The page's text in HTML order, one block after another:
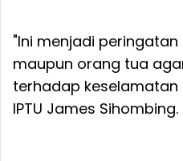
"Ini menjadi
maupun orang tua
terhadap keselamatan
IPTU James Sihombing.